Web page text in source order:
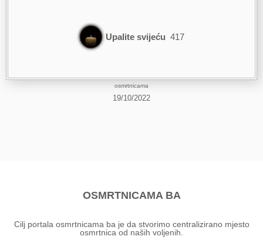
Upalite svijeću 417
osmrtnicama
19/10/2022
OSMRTNICAMA BA
Cilj portala osmrtnicama ba je da stvorimo centralizirano mjesto
osmrtnica od naših voljenih.